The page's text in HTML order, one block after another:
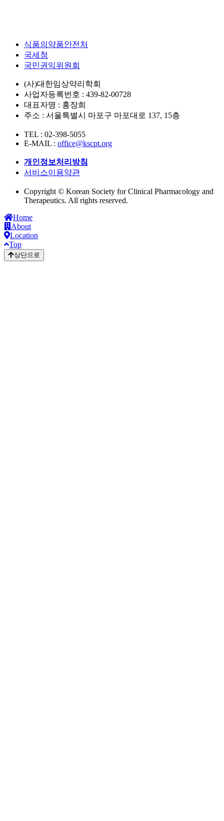
식품의약품안전처
국세청
국민권익위원회
(사)대한임상약리학회
사업자등록번호 : 439-82-00728
대표자명 : 홍장희
주소 : 서울특별시 마포구 마포대로 137, 15층
TEL : 02-398-5055
E-MAIL : office@kscpt.org
개인정보처리방침
서비스이용약관
Copyright © Korean Society for Clinical Pharmacology and
Therapeutics. All rights reserved.
Home
About
Location
Top
상단으로